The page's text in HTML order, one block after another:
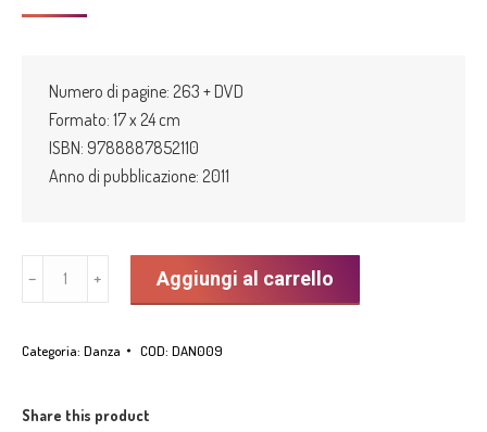
prezzo
era:
28,00€.
è:
22,40€.
Numero di pagine: 263 + DVD
Formato: 17 x 24 cm
ISBN: 9788887852110
Anno di pubblicazione: 2011
"Danzare
oltre.
per
danza"
﹣ ﹢ Aggiungi al carrello
Categoria: Danza COD: DAN009
Share this product